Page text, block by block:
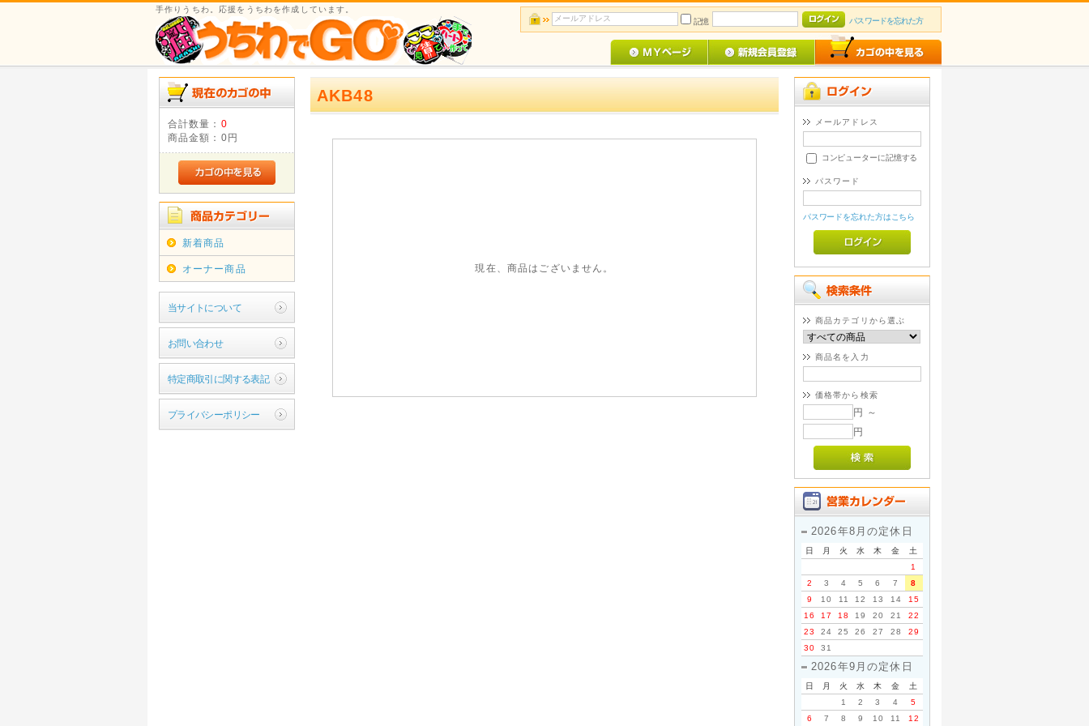
手作りうちわ。応援をうちわを作成しています。
記憶
パスワードを忘れた方
合計数量： 0
商品金額： 0円
新着商品
オーナー商品
当サイトについて
お問い合わせ
特定商取引に関する表記
プライバシーポリシー
AKB48
現在、商品はございません。
メールアドレス
コンピューターに記憶する
パスワード
パスワードを忘れた方はこちら
商品カテゴリから選ぶ
商品名を入力
価格帯から検索
円 ～
円
2026年8月の定休日
日 月 火 水 木 金
土
1
2
3 4 5 6 7
8
9
10 11 12 13 14
15
16
17 18 19 20 21
22
23
24 25 26 27 28
29
30
31
2026年9月の定休日
日 月 火 水 木 金
土
1
2 3 4
5
6
7 8 9 10 11 12